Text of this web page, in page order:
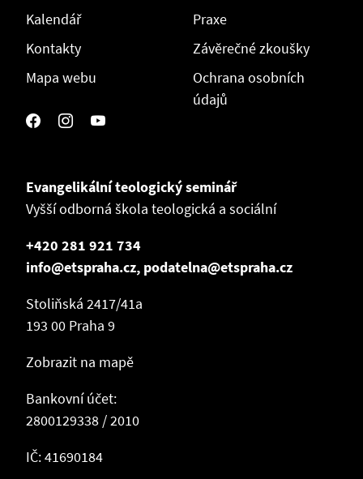
Kalendář
Kontakty
Mapa webu
Praxe
Závěrečné zkoušky
Ochrana osobních
údajů
Evangelikální teologický seminář
Vyšší odborná škola teologická a sociální
+420 281 921 734
info@etspraha.cz, podatelna@etspraha.cz
Stoliňská 2417/41a
193 00 Praha 9
Zobrazit na mapě
Bankovní účet:
2800129338 / 2010
IČ: 41690184